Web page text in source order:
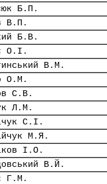
Б.П.
В.П.
Б.В.
О.І.
В.М.
О.М.
С.В.
Л.М.
С.І.
М.Я.
І.О.
В.Й.
Г.М.